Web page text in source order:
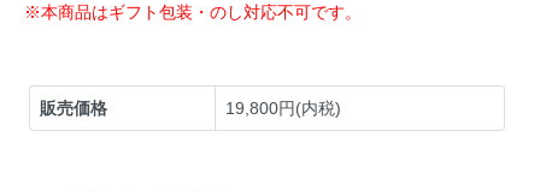
※本商品はギフト包装・のし対応不可です。
販売価格 19,800円(内税)